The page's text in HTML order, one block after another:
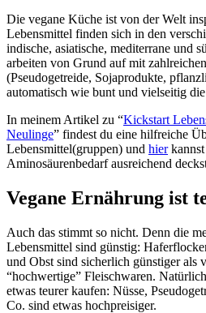
Die vegane Küche ist von der Welt
Lebensmittel finden sich in den
indische, asiatische, mediterrane und
arbeiten von Grund auf mit
(Pseudogetreide, Sojaprodukte,
automatisch wie bunt und vielseitig
In meinem Artikel zu “Kickstart
Neulinge” findest du eine hilfreiche
Lebensmittel(gruppen) und hierkannst
Aminosäurenbedarf ausreichend
Vegane Ernährung ist
Auch das stimmt so nicht. Denn die
Lebensmittel sind günstig:
und Obst sind sicherlich günstiger als
“hochwertige” Fleischwaren.
etwas teurer kaufen: Nüsse,
Co. sind etwas hochpreisiger.